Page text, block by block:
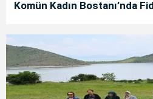
Komün Kadın Bostanı’nda